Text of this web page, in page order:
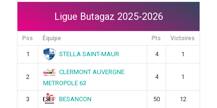
Ligue Butagaz 2025-2026
Pos Équipe Pts Victoires
1 STELLA SAINT-MAUR 4 1
2
CLERMONT AUVERGNE
METROPOLE 63
4 1
3 BESANCON 50 12